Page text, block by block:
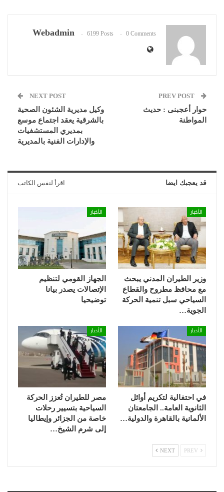
Webadmin 6199 Posts 0 Comments
حوار أعجبنى : حديث
المواطنة
NEXT POST
وكيل مديرية الشئون الصحية
بالشرقية يعقد اجتماع موسع
بمديري المستشفيات
والإدارات الفنية بالمديرية
قد يعجبك ايضا اقرأ لنفس الكاتب
الأخبار
وزير الطيران المدني يبحث
مع محافظ مطروح والقطاع
السياحي سبل تنمية الحركة
الجوية…
الأخبار
الجهاز القومي لتنظيم
الإتصالات يصدر بيانا
توضيحيا
الأخبار
في احتفالية لتكريم أوائل
الثانوية العامة.. الجامعتان
الألمانية بالقاهرة والدولية…
الأخبار
مصر للطيران تُعزز الحركة
السياحية بتسيير رحلات
خاصة من الجزائر وإيطاليا
إلى شرم الشيخ…
NEXT